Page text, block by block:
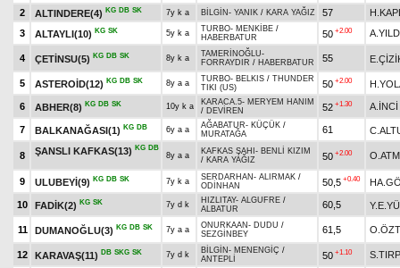
2 ALTINDERE(4) KG DB SK 7y k a BİLGİN - YANIK / KARA YAĞIZ 57
3
ALTAYLI(10) KG SK 5y k a TURBO- MENKİBE /
HABERBATUR
50 +2.00
4 ÇETİNSU(5) KG DB SK 8y k a TAMERİNOĞLU-
FORRAYDIR / HABERBATUR 55
5 ASTEROİD(12) KG DB SK 8y a a TURBO- BELKIS / THUNDER
TIKI (US)
50 +2.00
6 ABHER(8) KG DB SK 10y k a KARACA.5- MERYEM HANIM
/ DEVİREN 52 +1.30 A.İNCİ
7 BALKANAĞASI(1) KG DB 6y a a AĞABATUR- KÜÇÜK /
MURATAĞA
61
8 ŞANSLI KAFKAS(13) KG DB
8y a a KAFKAS ŞAHI - BENLİ KIZIM
/ KARA YAĞIZ 50 +2.00
9 ULUBEYİ(9) KG DB SK 7y k a SERDARHAN - ALIRMAK /
ODİNHAN
50,5 +0.40
10 FADİK(2) KG SK 7y d k HIZLITAY- ALGUFRE /
ALBATUR
60,5
11 DUMANOĞLU(3) KG DB SK 7y a a ONURKAAN - DUDU /
SEZGİNBEY
61,5
12 KARAVAŞ(11) DB SKG SK 7y d k BİLGİN - MENENGİÇ /
ANTEPLİ
50 +1.10